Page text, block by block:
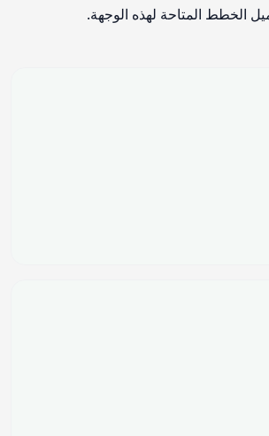
الخطط المتاحة لهذه الوجهة.